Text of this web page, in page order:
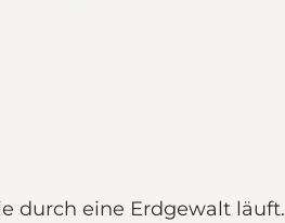
durch eine Erdgewalt läuft.